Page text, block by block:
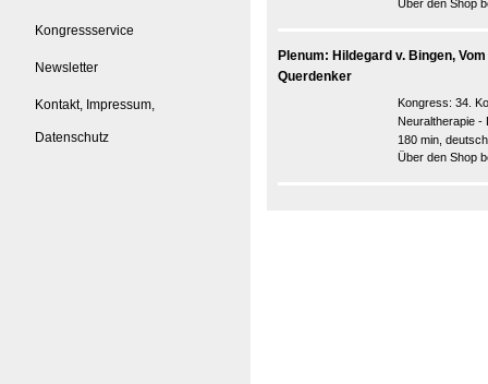
Kongressservice
Newsletter
Kontakt, Impressum,
Datenschutz
Über den Shop
Plenum: Hildegard v. Bingen,
Querdenker
Kongress: 34.
Neuraltherapie -
180 min, deutsch
Über den Shop